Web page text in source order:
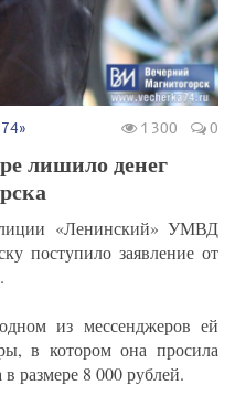
1 300 0
лишило денег
«Ленинский» УМВД
поступило заявление от
из мессенджеров ей
в котором она просила
размере 8 000 рублей.